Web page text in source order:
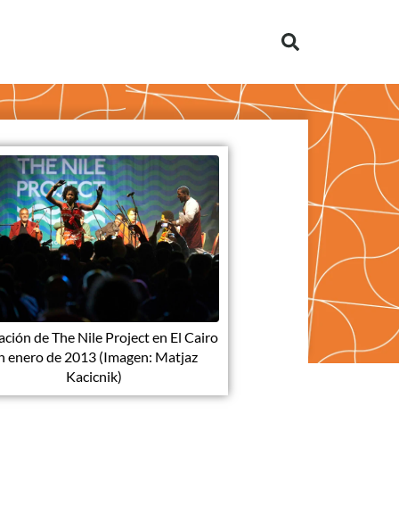
de The Nile Project en El Cairo
enero de 2013 (Imagen: Matjaz
Kacicnik)